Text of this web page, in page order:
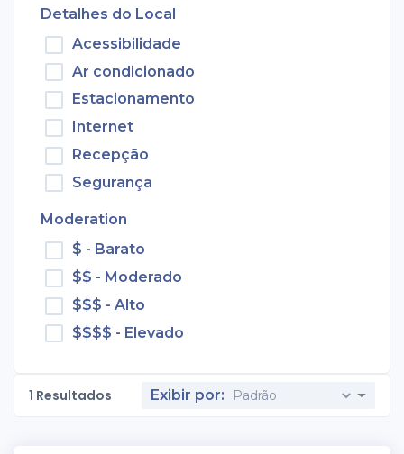
Detalhes do Local
Acessibilidade
Ar condicionado
Estacionamento
Internet
Recepção
Segurança
Moderation
$ - Barato
$$ - Moderado
$$$ - Alto
$$$$ - Elevado
1 Resultados Exibir por: